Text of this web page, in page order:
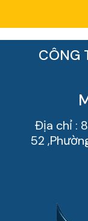
CÔNG
Địa chỉ :
52